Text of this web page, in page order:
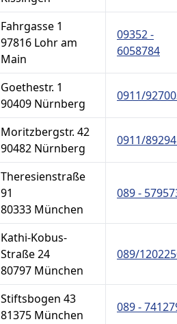
Fahrgasse 1
97816 Lohr am
Main
09352 -
6058784
Goethestr. 1
90409 Nürnberg
0911/
Moritzbergstr. 42
90482 Nürnberg
0911/
Theresienstraße
91
80333 München
089 -
Kathi-Kobus-
Straße 24
80797 München
089/
Stiftsbogen 43
81375 München
089 -